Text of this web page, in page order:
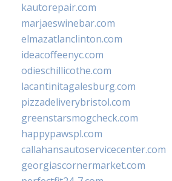
kautorepair.com
marjaeswinebar.com
elmazatlanclinton.com
ideacoffeenyc.com
odieschillicothe.com
lacantinitagalesburg.com
pizzadeliverybristol.com
greenstarsmogcheck.com
happypawspl.com
callahansautoservicecenter.com
georgiascornermarket.com